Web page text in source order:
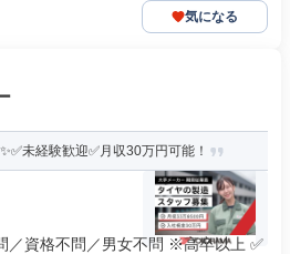
気になる
未経験歓迎✅月収30万円可能！
／資格不問／男女不問 ※高卒以上 ✅